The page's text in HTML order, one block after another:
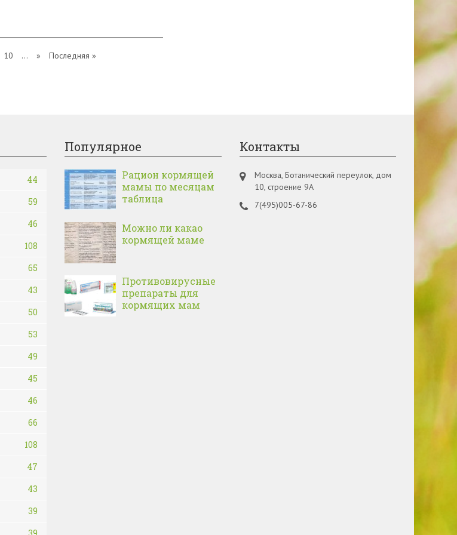
10 ... » Последняя »
44
59
46
108
65
43
50
53
49
45
46
66
108
47
43
39
Популярное
Рацион кормящей
мамы по месяцам
таблица
Можно ли какао
кормящей маме
Противовирусные
препараты для
кормящих мам
Контакты
Москва, Ботанический переулок, дом
10, строение 9А
7(495)005-67-86